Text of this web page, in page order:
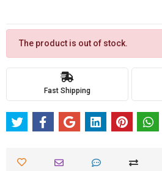
The product is out of stock.
Fast Shipping